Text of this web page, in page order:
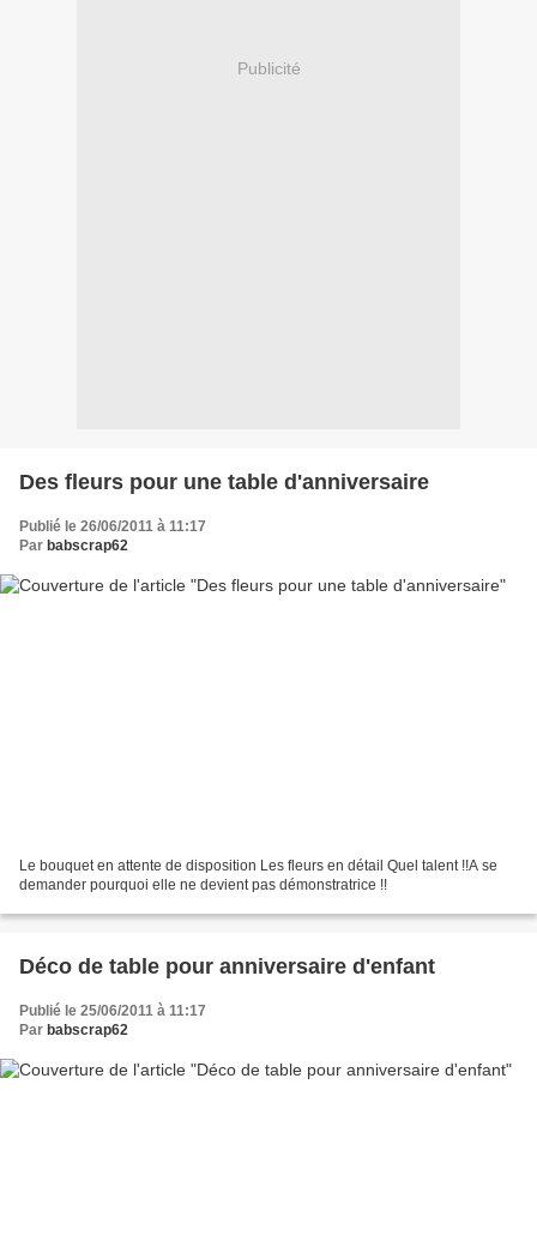
Publicité
Des fleurs pour une table d'anniversaire
Publié le 26/06/2011 à 11:17
Par babscrap62
Le bouquet en attente de disposition Les fleurs en détail Quel talent !!A se
demander pourquoi elle ne devient pas démonstratrice !!
Déco de table pour anniversaire d'enfant
Publié le 25/06/2011 à 11:17
Par babscrap62